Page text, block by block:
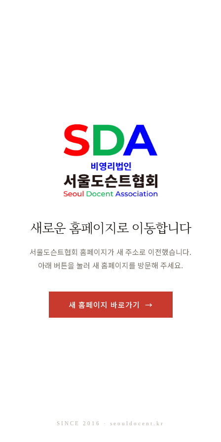
새로운 홈페이지로 이동합니다
서울도슨트협회 홈페이지가 새 주소로 이전했습니다.
아래 버튼을 눌러 새 홈페이지를 방문해 주세요.
새 홈페이지 바로가기 →
SINCE 2016 · seouldocent.kr